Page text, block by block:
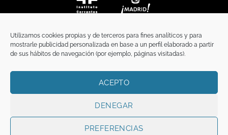
Utilizamos cookies propias y de terceros para fines analíticos y para
mostrarle publicidad personalizada en base a un perfil elaborado a partir
de sus hábitos de navegación (por ejemplo, páginas visitadas).
ACEPTO
DENEGAR
PREFERENCIAS
TÉRMINOS Y CONDICIONES
Copyright 2026 ©FunciFUNCI es titular de los derechos de propiedad
intelectual e industrial de este sitio web, y es también titular o tiene la